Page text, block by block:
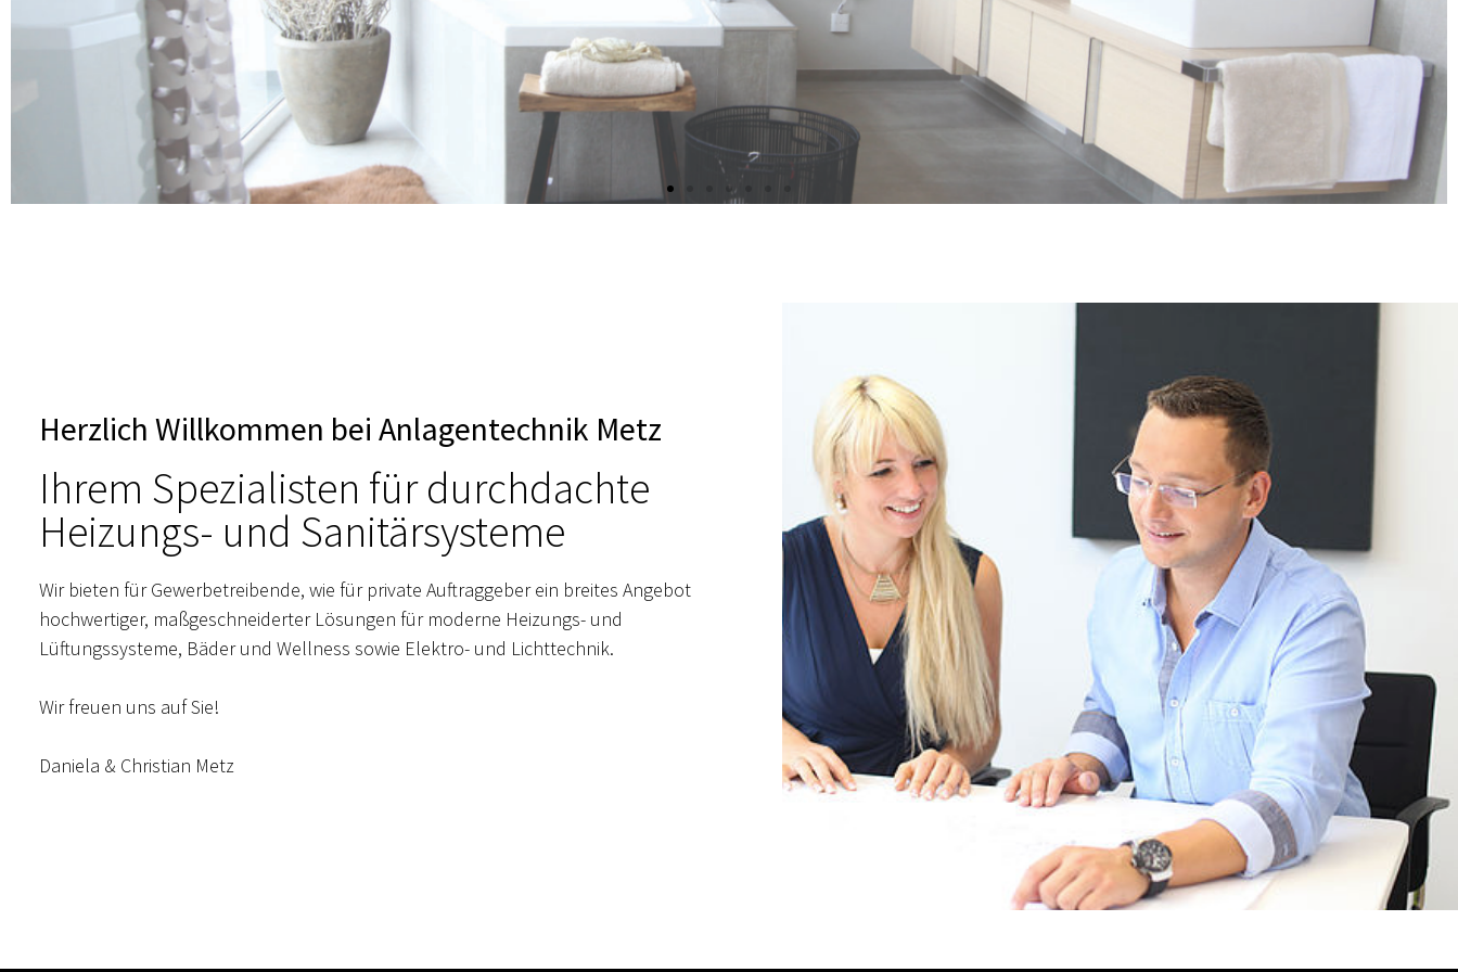
Herzlich Willkommen bei Anlagentechnik Metz​
Ihrem Spezialisten für durchdachte
Heizungs- und Sanitärsysteme​
Wir bieten für Gewerbetreibende, wie für private Auftraggeber ein breites Angebot
hochwertiger, maßgeschneiderter Lösungen für moderne Heizungs- und
Lüftungssysteme, Bäder und Wellness sowie Elektro- und Lichttechnik.
Wir freuen uns auf Sie!
Daniela & Christian Metz